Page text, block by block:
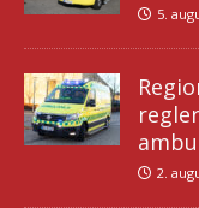
5.
2.